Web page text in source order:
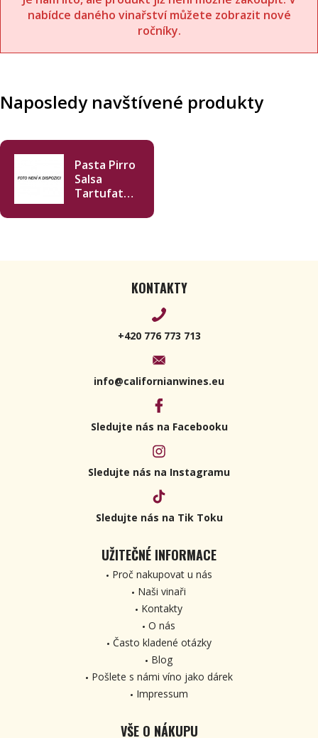
nabídce daného vinařství můžete zobrazit nové
ročníky.
Naposledy navštívené produkty
Pasta Pirro
Salsa
Tartufata
KONTAKTY
+420 776 773 713
info@californianwines.eu
Sledujte nás na Facebooku
Sledujte nás na Instagramu
Sledujte nás na Tik Toku
UŽITEČNÉ INFORMACE
Proč nakupovat u nás
Naši vinaři
Kontakty
O nás
Často kladené otázky
Blog
Pošlete s námi víno jako dárek
Impressum
VŠE O NÁKUPU